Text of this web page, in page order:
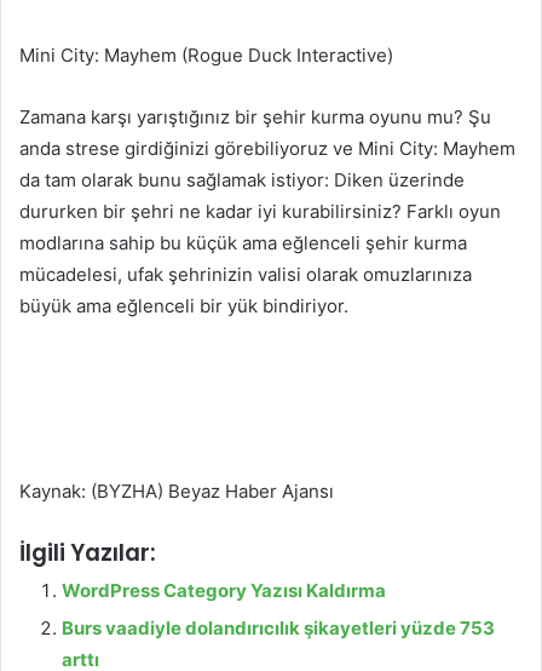
Mini City: Mayhem (Rogue Duck Interactive)
Zamana karşı yarıştığınız bir şehir kurma oyunu mu? Şu
anda strese girdiğinizi görebiliyoruz ve Mini City: Mayhem
da tam olarak bunu sağlamak istiyor: Diken üzerinde
dururken bir şehri ne kadar iyi kurabilirsiniz? Farklı oyun
modlarına sahip bu küçük ama eğlenceli şehir kurma
mücadelesi, ufak şehrinizin valisi olarak omuzlarınıza
büyük ama eğlenceli bir yük bindiriyor.
Kaynak: (BYZHA) Beyaz Haber Ajansı
İlgili Yazılar:
WordPress Category Yazısı Kaldırma
Burs vaadiyle dolandırıcılık şikayetleri yüzde 753
arttı